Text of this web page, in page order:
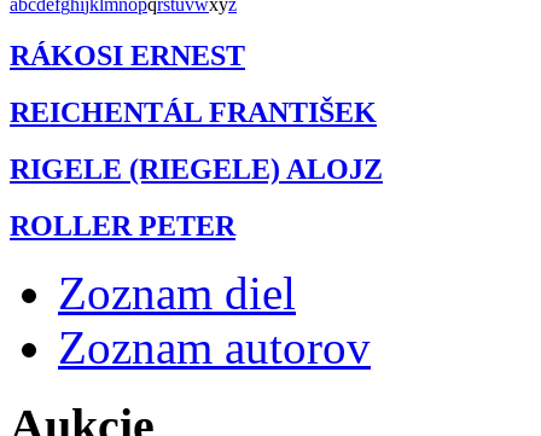
RÁKOSI ERNEST
REICHENTÁL FRANTIŠEK
RIGELE (RIEGELE) ALOJZ
ROLLER PETER
Zoznam diel
Zoznam autorov